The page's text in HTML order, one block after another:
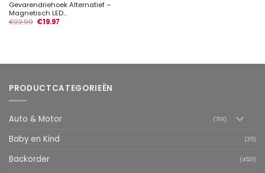
Gevarendriehoek Alternatief –
Magnetisch LED...
€22.99 €19.97
PRODUCTCATEGORIEËN
Auto & Motor (719)
Baby en Kind (35)
Backorder (4521)